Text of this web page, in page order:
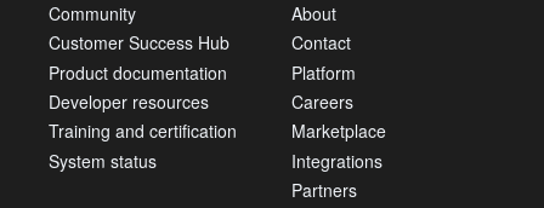
Community
Customer Success Hub
Product documentation
Developer resources
Training and certification
System status
About
Contact
Platform
Careers
Marketplace
Integrations
Partners